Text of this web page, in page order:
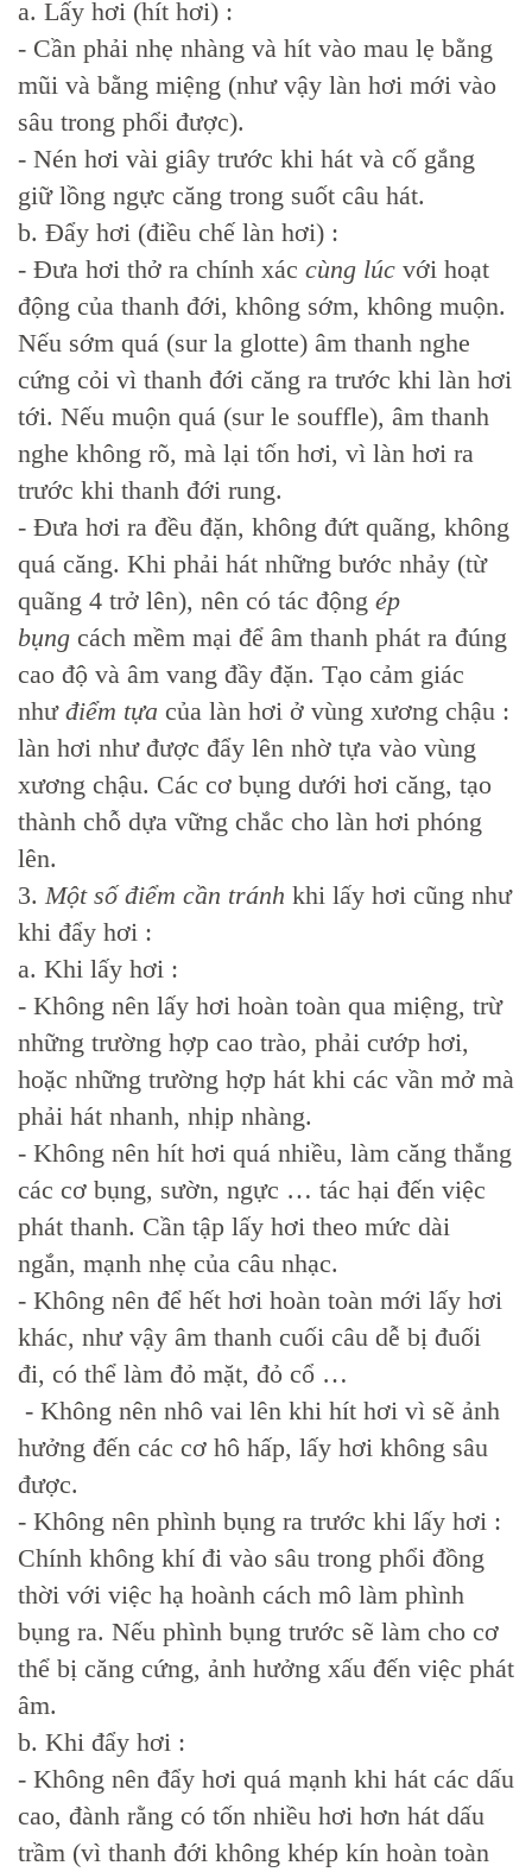
a. Lấy hơi (hít hơi) :
- Cần phải nhẹ nhàng và hít vào mau lẹ bằng
mũi và bằng miệng (như vậy làn hơi mới vào
sâu trong phổi được).
- Nén hơi vài giây trước khi hát và cố gắng
giữ lồng ngực căng trong suốt câu hát.
b. Đẩy hơi (điều chế làn hơi) :
- Đưa hơi thở ra chính xác cùng lúc với hoạt
động của thanh đới, không sớm, không muộn.
Nếu sớm quá (sur la glotte) âm thanh nghe
cứng cỏi vì thanh đới căng ra trước khi làn hơi
tới. Nếu muộn quá (sur le souffle), âm thanh
nghe không rõ, mà lại tốn hơi, vì làn hơi ra
trước khi thanh đới rung.
- Đưa hơi ra đều đặn, không đứt quãng, không
quá căng. Khi phải hát những bước nhảy (từ
quãng 4 trở lên), nên có tác động ép
bụng cách mềm mại để âm thanh phát ra đúng
cao độ và âm vang đầy đặn. Tạo cảm giác
như điểm tựa của làn hơi ở vùng xương chậu :
làn hơi như được đẩy lên nhờ tựa vào vùng
xương chậu. Các cơ bụng dưới hơi căng, tạo
thành chỗ dựa vững chắc cho làn hơi phóng
lên.
3. Một số điểm cần tránh khi lấy hơi cũng như
khi đẩy hơi :
a. Khi lấy hơi :
- Không nên lấy hơi hoàn toàn qua miệng, trừ
những trường hợp cao trào, phải cướp hơi,
hoặc những trường hợp hát khi các vần mở mà
phải hát nhanh, nhịp nhàng.
- Không nên hít hơi quá nhiều, làm căng thẳng
các cơ bụng, sườn, ngực … tác hại đến việc
phát thanh. Cần tập lấy hơi theo mức dài
ngắn, mạnh nhẹ của câu nhạc.
- Không nên để hết hơi hoàn toàn mới lấy hơi
khác, như vậy âm thanh cuối câu dễ bị đuối
đi, có thể làm đỏ mặt, đỏ cổ …
- Không nên nhô vai lên khi hít hơi vì sẽ ảnh
hưởng đến các cơ hô hấp, lấy hơi không sâu
được.
- Không nên phình bụng ra trước khi lấy hơi :
Chính không khí đi vào sâu trong phổi đồng
thời với việc hạ hoành cách mô làm phình
bụng ra. Nếu phình bụng trước sẽ làm cho cơ
thể bị căng cứng, ảnh hưởng xấu đến việc phát
âm.
b. Khi đẩy hơi :
- Không nên đẩy hơi quá mạnh khi hát các dấu
cao, đành rằng có tốn nhiều hơi hơn hát dấu
trầm (vì thanh đới không khép kín hoàn toàn